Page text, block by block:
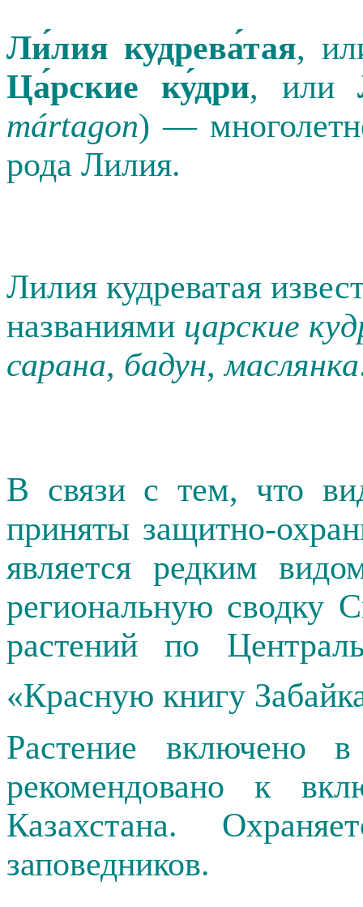
Ли́лия кудрева́тая,
Ца́рские ку́дри, или
mártagon) —
рода Лилия.
Лилия кудреватая
названиями царские
сарана, бадун,маслянка
В связи с тем, что
приняты защитно-
является редким
региональную сводку
растений по
«Красную книгу
Растение включено
рекомендовано к
Казахстана.
заповедников.